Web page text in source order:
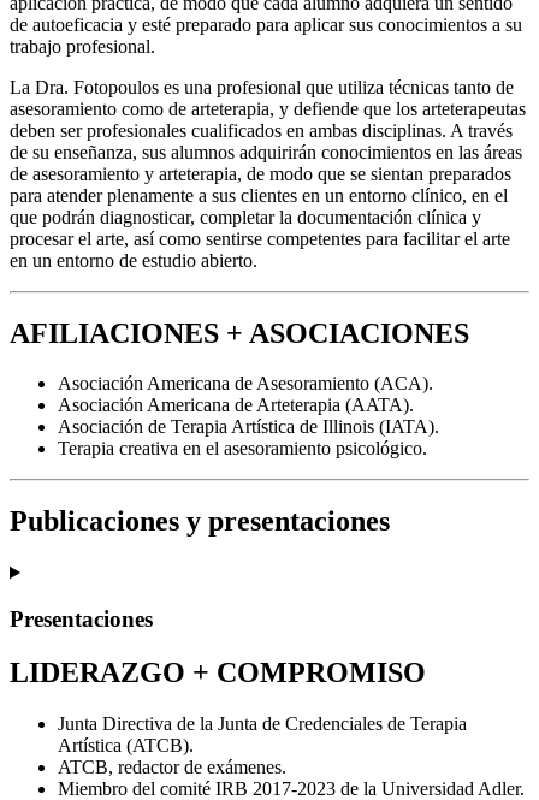
de autoeficacia y esté preparado para aplicar sus conocimientos a su
trabajo profesional.
La Dra. Fotopoulos es una profesional que utiliza técnicas tanto de
asesoramiento como de arteterapia, y defiende que los arteterapeutas
deben ser profesionales cualificados en ambas disciplinas. A través
de su enseñanza, sus alumnos adquirirán conocimientos en las áreas
de asesoramiento y arteterapia, de modo que se sientan preparados
para atender plenamente a sus clientes en un entorno clínico, en el
que podrán diagnosticar, completar la documentación clínica y
procesar el arte, así como sentirse competentes para facilitar el arte
en un entorno de estudio abierto.
AFILIACIONES + ASOCIACIONES
Asociación Americana de Asesoramiento (ACA).
Asociación Americana de Arteterapia (AATA).
Asociación de Terapia Artística de Illinois (IATA).
Terapia creativa en el asesoramiento psicológico.
Publicaciones y presentaciones
Presentaciones
LIDERAZGO + COMPROMISO
Junta Directiva de la Junta de Credenciales de Terapia
Artística (ATCB).
ATCB, redactor de exámenes.
Miembro del comité IRB 2017-2023 de la Universidad Adler.